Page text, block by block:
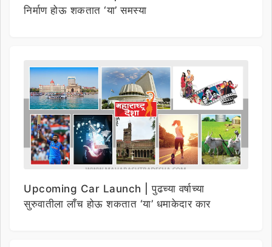
निर्माण होऊ शकतात ‘या’ समस्या
Upcoming Car Launch | पुढच्या वर्षाच्या
सुरुवातीला लाँच होऊ शकतात ‘या’ धमाकेदार कार